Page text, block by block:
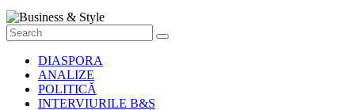
Știri
cu
DIASPORA
ANALIZE
POLITICĂ
INTERVIURILE B&S